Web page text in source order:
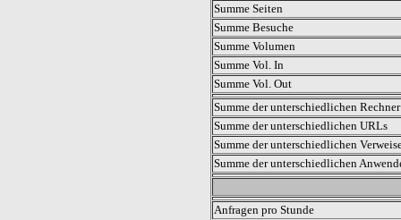
Summe Seiten
Summe Besuche
Summe Volumen
Summe Vol. In
Summe Vol. Out
Summe der unterschiedlichen
Summe der unterschiedlichen URLs
Summe der unterschiedlichen
Summe der unterschiedlichen
Anfragen pro Stunde